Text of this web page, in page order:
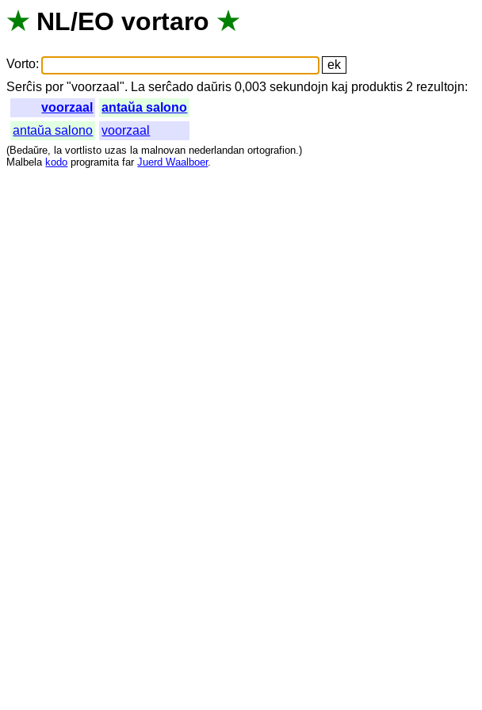
★ NL/EO vortaro ★
Vorto:
Serĉis por "voorzaal". La serĉado daŭris 0,003sekundojn kaj produktis 2 rezultojn:
voorzaal
antaŭa salono
antaŭa salono
voorzaal
(Bedaŭre, la vortlisto uzas la malnovan nederlandan ortografion.)
Malbela kodo programita far Juerd Waalboer.